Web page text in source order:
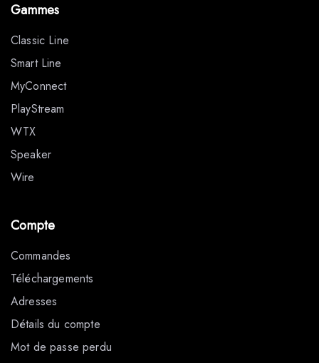
Gammes
Classic Line
Smart Line
MyConnect
PlayStream
WTX
Speaker
Wire
Compte
Commandes
Téléchargements
Adresses
Détails du compte
Mot de passe perdu